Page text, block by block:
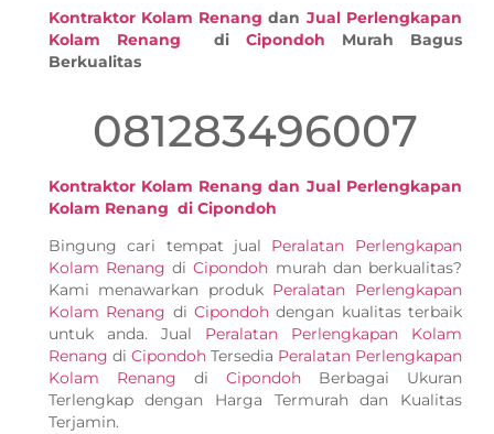
Kontraktor Kolam Renang dan Jual Perlengkapan
Kolam Renang
di Cipondoh Murah Bagus
Berkualitas
081283496007
Kontraktor Kolam Renang dan Jual Perlengkapan
Kolam Renang di Cipondoh
Bingung cari tempat jual Peralatan Perlengkapan
Kolam RenangdiCipondoh murah dan berkualitas?
Kami menawarkan produk Peralatan Perlengkapan
Kolam Renang di Cipondohdengan kualitas terbaik
untuk anda. Jual Peralatan Perlengkapan Kolam
Renang di CipondohTersedia Peralatan Perlengkapan
Kolam Renang di CipondohBerbagai Ukuran
Terlengkap dengan Harga Termurah dan Kualitas
Terjamin.